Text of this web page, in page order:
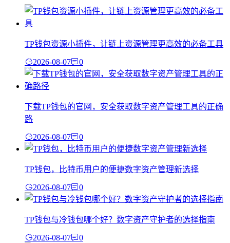
TP钱包资源小插件，让链上资源管理更高效的必备工具
2026-08-07 0
下载TP钱包的官网，安全获取数字资产管理工具的正确
路
2026-08-07 0
TP钱包，比特币用户的便捷数字资产管理新选择
2026-08-07 0
TP钱包与冷钱包哪个好？数字资产守护者的选择指南
2026-08-07 0